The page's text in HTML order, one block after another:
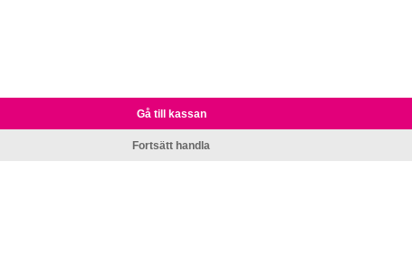
Gå till kassan
Fortsätt handla